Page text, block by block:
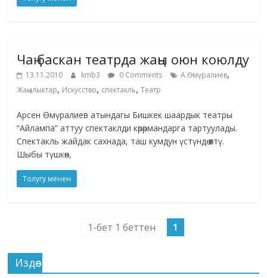
Чаң баскан театрда жаңы оюн коюлду
13.11.2010 kmb3 0 Comments А.Өмүралиев,
Жаңылыктар, Искусство, спектакль,Театр
Арсен Өмүралиев атындагы Бишкек шаардык театры
“Айлампа” аттуу спектаклди көрөрмандарга тартуулады.
Спектакль жайдак сахнада, таш кумдун үстүндө өттү.
Шыбы түшкөн,
Толугу менен
1-бет 1 беттен 1
Издөө